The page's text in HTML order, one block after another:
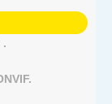
.